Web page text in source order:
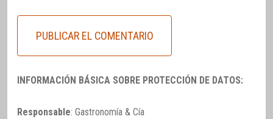
INFORMACIÓN BÁSICA SOBRE PROTECCIÓN DE DATOS:
Responsable: Gastronomía & Cía